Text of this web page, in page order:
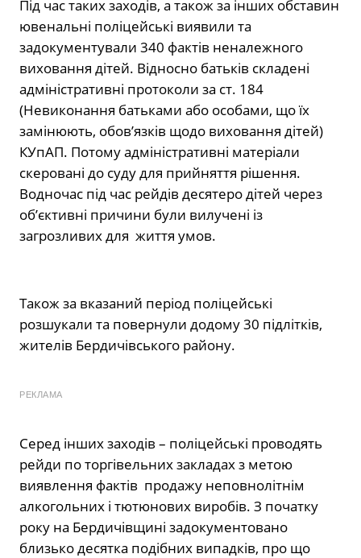
Під час таких заходів, а також за інших обставин
ювенальні поліцейські виявили та
задокументували 340 фактів неналежного
виховання дітей. Відносно батьків складені
адміністративні протоколи за ст. 184
(Невиконання батьками або особами, що їх
замінюють, обов’язків щодо виховання дітей)
КУпАП. Потому адміністративні матеріали
скеровані до суду для прийняття рішення.
Водночас під час рейдів десятеро дітей через
об’єктивні причини були вилучені із
загрозливих для життя умов.
Також за вказаний період поліцейські
розшукали та повернули додому 30 підлітків,
жителів Бердичівського району.
РЕКЛАМА
Серед інших заходів – поліцейські проводять
рейди по торгівельних закладах з метою
виявлення фактів продажу неповнолітнім
алкогольних і тютюнових виробів. З початку
року на Бердичівщині задокументовано
близько десятка подібних випадків, про що